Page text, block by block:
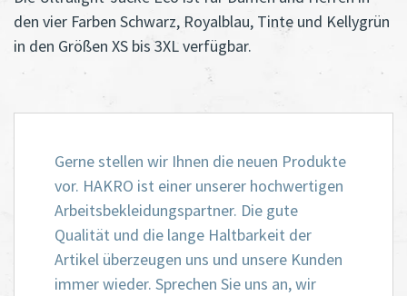
den vier Farben Schwarz, Royalblau, Tinte und Kellygrün
in den Größen XS bis 3XL verfügbar.
Gerne stellen wir Ihnen die neuen Produkte
vor. HAKRO ist einer unserer hochwertigen
Arbeitsbekleidungspartner. Die gute
Qualität und die lange Haltbarkeit der
Artikel überzeugen uns und unsere Kunden
immer wieder. Sprechen Sie uns an, wir